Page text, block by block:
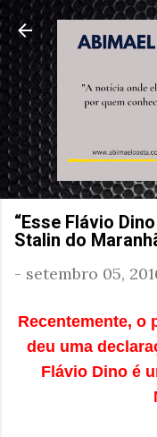
Pular
“Esse Flávio
Stalin do
- setembro 05,
Recentemente, o
deu uma
Flávio Dino é